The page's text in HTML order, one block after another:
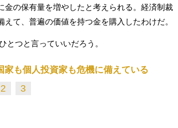
の保有量を増やしたと考えられる。経済制裁
て、普遍の価値を持つ金を購入したわけだ。
とつと言っていいだろう。
も個人投資家も危機に備えている
2 3